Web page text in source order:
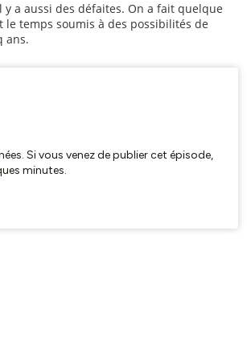
a aussi des défaites. On a fait quelque
temps soumis à des possibilités de
ans.